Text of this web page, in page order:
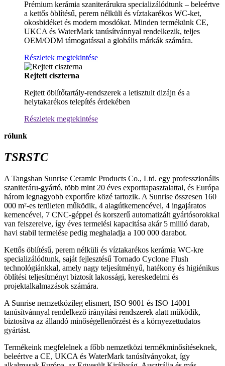
Prémium kerámia szaniterárukra specializálódtunk – beleértve
a kettős öblítésű, perem nélküli és víztakarékos WC-ket,
okosbidéket és modern mosdókat. Minden termékünk CE,
UKCA és WaterMark tanúsítvánnyal rendelkezik, teljes
OEM/ODM támogatással a globális márkák számára.
Részletek megtekintése
Rejtett ciszterna
Rejtett öblítőtartály-rendszerek a letisztult dizájn és a
helytakarékos telepítés érdekében
Részletek megtekintése
rólunk
TSRSTC
A Tangshan Sunrise Ceramic Products Co., Ltd. egy professzionális
szaniteráru-gyártó, több mint 20 éves exporttapasztalattal, és Európa
három legnagyobb exportőre közé tartozik. A Sunrise összesen 160
000 m²-es területen működik, 4 alagútkemencével, 4 ingajáratos
kemencével, 7 CNC-géppel és korszerű automatizált gyártósorokkal
van felszerelve, így éves termelési kapacitása akár 5 millió darab,
havi stabil termelése pedig meghaladja a 100 000 darabot.
Kettős öblítésű, perem nélküli és víztakarékos kerámia WC-kre
specializálódtunk, saját fejlesztésű Tornado Cyclone Flush
technológiánkkal, amely nagy teljesítményű, hatékony és higiénikus
öblítési teljesítményt biztosít lakossági, kereskedelmi és
projektalkalmazások számára.
A Sunrise nemzetközileg elismert, ISO 9001 és ISO 14001
tanúsítvánnyal rendelkező irányítási rendszerek alatt működik,
biztosítva az állandó minőségellenőrzést és a környezettudatos
gyártást.
Termékeink megfelelnek a főbb nemzetközi termékminősítéseknek,
beleértve a CE, UKCA és WaterMark tanúsítványokat, így